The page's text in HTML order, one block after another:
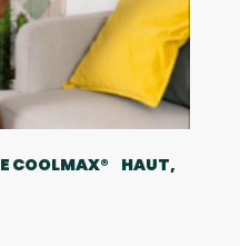
COOLMAX® HAUT,